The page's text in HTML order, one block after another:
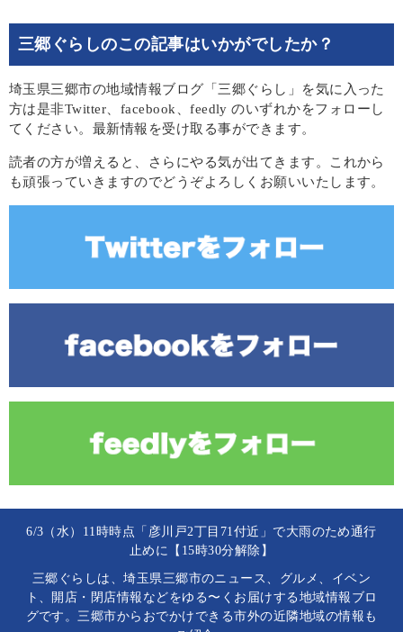
三郷ぐらしのこの記事はいかがでしたか？
埼玉県三郷市の地域情報ブログ「三郷ぐらし」を気に入った
方は是非Twitter、facebook、feedly のいずれかをフォローし
てください。最新情報を受け取る事ができます。
読者の方が増えると、さらにやる気が出てきます。これから
も頑張っていきますのでどうぞよろしくお願いいたします。
6/3（水）11時時点「彦川戸2丁目71付近」で大雨のため通行
止めに【15時30分解除】
三郷ぐらしは、埼玉県三郷市のニュース、グルメ、イベン
ト、開店・閉店情報などをゆる〜くお届けする地域情報ブロ
グです。三郷市からおでかけできる市外の近隣地域の情報も